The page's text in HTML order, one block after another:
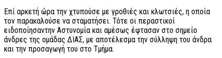
Επί αρκετή ώρα την χτυπούσε με γροθιές και κλωτσιές, η οποία
τον παρακαλούσε να σταματήσει. Τότε οι περαστικοί
ειδοποίησαντην Αστυνομία και αμέσως έφτασαν στο σημείο
άνδρες της ομάδας ΔΙΑΣ, με αποτέλεσμα την σύλληψη του άνδρα
και την προσαγωγή του στο Τμήμα.